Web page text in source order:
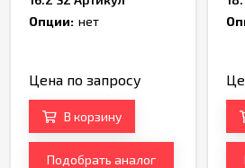
TH232972
Опции: нет
Цена по запросу
В корзину
Подобрать аналог